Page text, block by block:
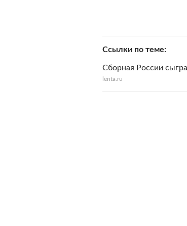
Ссылки по теме
Сборная России
lenta.ru